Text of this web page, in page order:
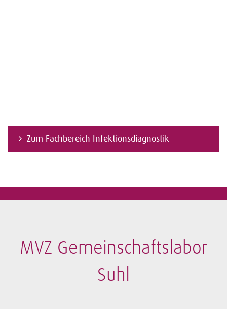
Zum Fachbereich Infektionsdiagnostik
MVZ Gemeinschaftslabor
Suhl